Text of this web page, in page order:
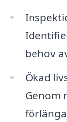
behov
Ökad
Genom